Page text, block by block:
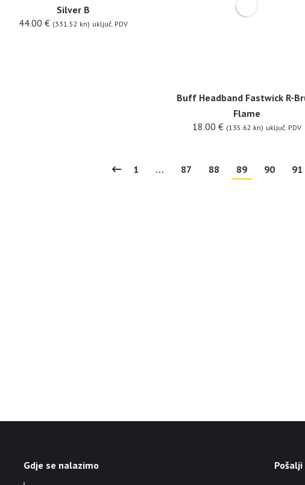
Silver B
44.00 € (331.52 kn) uključ. PDV
Buff Headband Fastwick R-
Flame
18.00 € (135.62 kn) uključ. PDV
1 … 87 88 89 90 91
Gdje se nalazimo